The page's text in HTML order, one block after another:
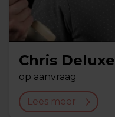
Chris Deluxe
op aanvraag
Lees meer